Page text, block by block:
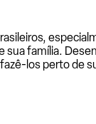
família.
los perto de